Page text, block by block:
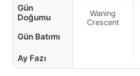
Gün
Doğumu
Gün Batımı
Ay Fazı
Waning
Crescent